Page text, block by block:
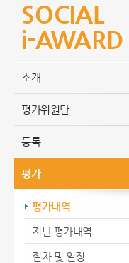
SOCIAL
i-AWARD
소개
평가위원단
등록
평가
평가내역
지난 평가내역
절차 및 일정